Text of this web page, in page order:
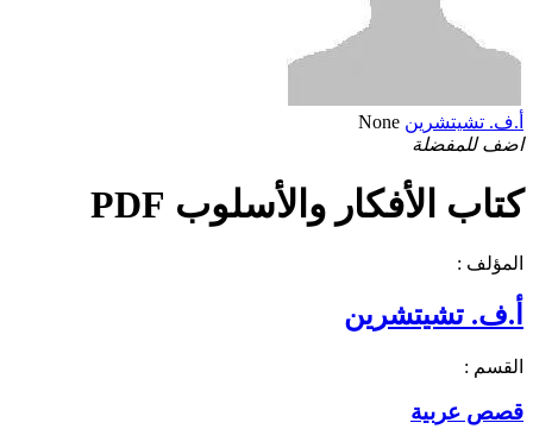
أ.ف. تشيتشرين None
اضف للمفضلة
كتاب الأفكار والأسلوب PDF
المؤلف :
أ.ف. تشيتشرين
القسم :
قصص عربية